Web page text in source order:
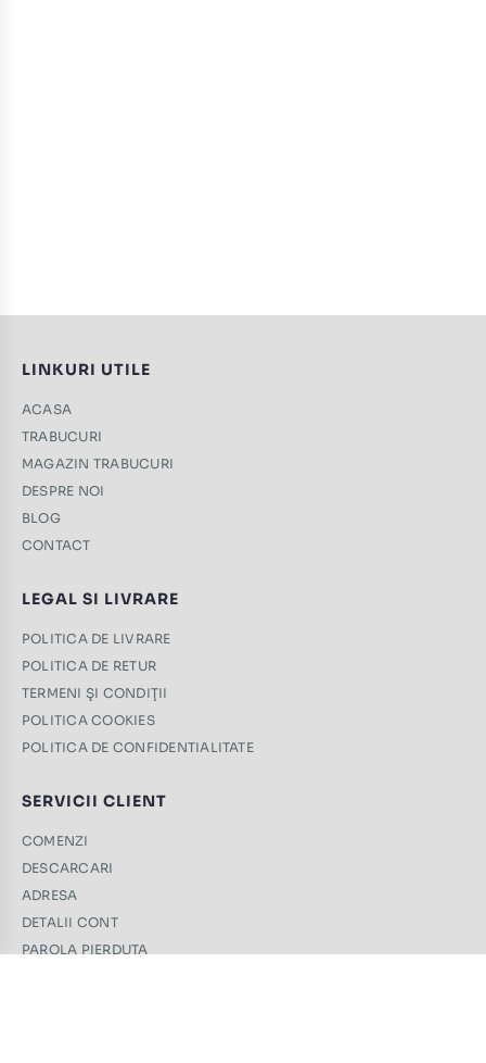
LINKURI UTILE
ACASA
TRABUCURI
MAGAZIN TRABUCURI
DESPRE NOI
BLOG
CONTACT
LEGAL SI LIVRARE
POLITICA DE LIVRARE
POLITICA DE RETUR
TERMENI ŞI CONDIŢII
POLITICA COOKIES
POLITICA DE CONFIDENTIALITATE
SERVICII CLIENT
COMENZI
DESCARCARI
ADRESA
DETALII CONT
PAROLA PIERDUTA